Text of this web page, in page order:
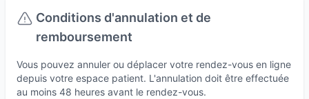
Conditions d'annulation et de
remboursement
Vous pouvez annuler ou déplacer votre rendez-vous en ligne
depuis votre espace patient. L'annulation doit être effectuée
au moins 48 heures avant le rendez-vous.